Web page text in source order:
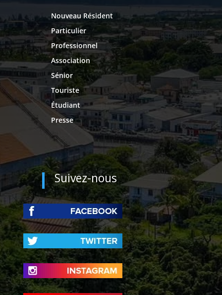
Nouveau Résident
Particulier
Professionnel
Association
Sénior
Touriste
Étudiant
Presse
Suivez-nous